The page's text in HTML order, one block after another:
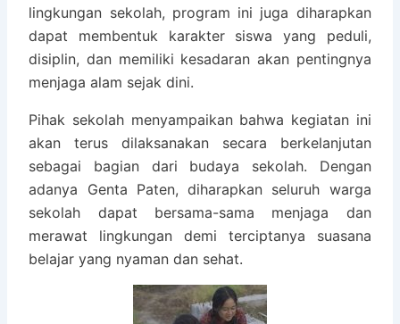
lingkungan sekolah, program ini juga diharapkan
dapat membentuk karakter siswa yang peduli,
disiplin, dan memiliki kesadaran akan pentingnya
menjaga alam sejak dini.
Pihak sekolah menyampaikan bahwa kegiatan ini
akan terus dilaksanakan secara berkelanjutan
sebagai bagian dari budaya sekolah. Dengan
adanya Genta Paten, diharapkan seluruh warga
sekolah dapat bersama-sama menjaga dan
merawat lingkungan demi terciptanya suasana
belajar yang nyaman dan sehat.